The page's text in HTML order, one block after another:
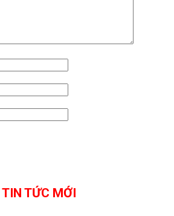
TIN TỨC MỚI